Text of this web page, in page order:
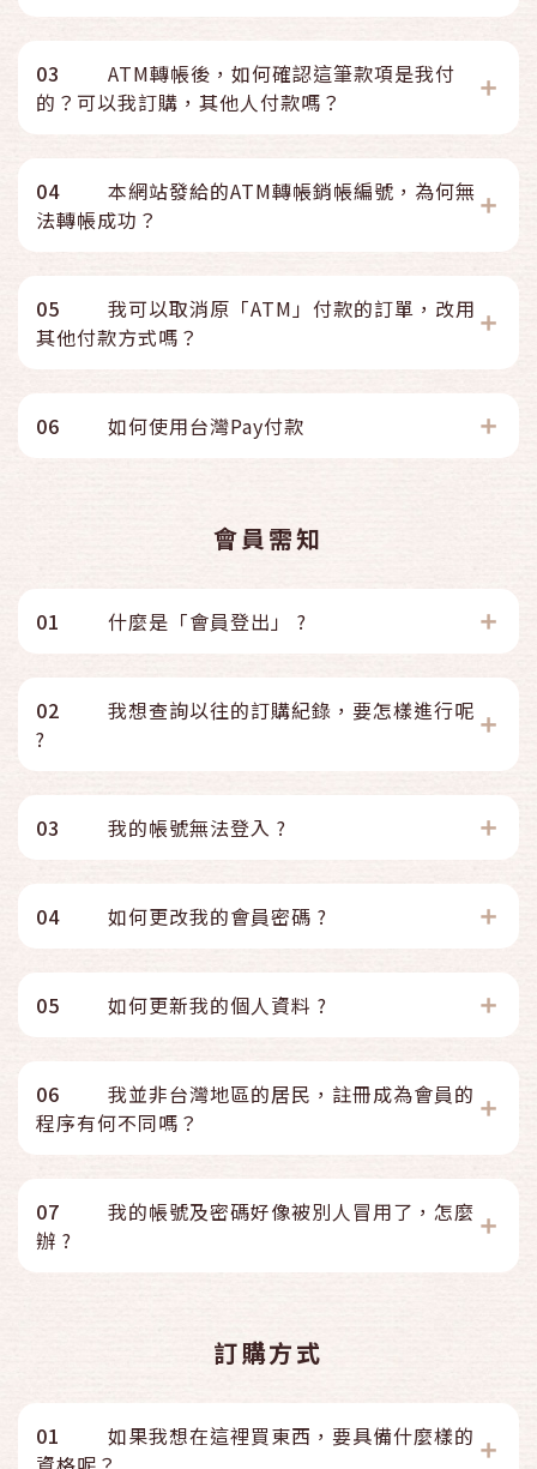
03
ATM轉帳後，如何確認這筆款項是我付
的？可以我訂購，其他人付款嗎？
04
本網站發給的ATM轉帳銷帳編號，為何無
法轉帳成功？
05
我可以取消原「ATM」付款的訂單，改用
其他付款方式嗎？
06 如何使用台灣Pay付款
會員需知
01 什麼是「會員登出」 ?
02
我想查詢以往的訂購紀錄，要怎樣進行呢
?
03 我的帳號無法登入 ?
04 如何更改我的會員密碼 ?
05 如何更新我的個人資料 ?
06
我並非台灣地區的居民，註冊成為會員的
程序有何不同嗎？
07
我的帳號及密碼好像被別人冒用了，怎麼
辦 ?
訂購方式
01
如果我想在這裡買東西，要具備什麼樣的